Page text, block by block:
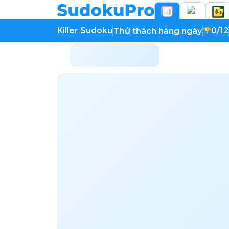
Killer Sudoku Thử thách hàng ngày 0/12